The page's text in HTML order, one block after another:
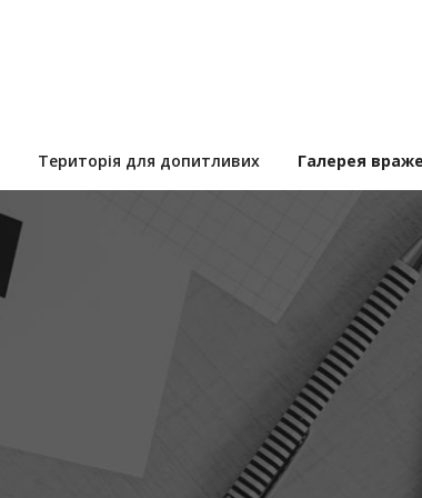
Територія для допитливих Галерея